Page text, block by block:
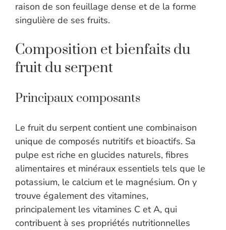
raison de son feuillage dense et de la forme
singulière de ses fruits.
Composition et bienfaits du
fruit du serpent
Principaux composants
Le fruit du serpent contient une combinaison
unique de composés nutritifs et bioactifs. Sa
pulpe est riche en glucides naturels, fibres
alimentaires et minéraux essentiels tels que le
potassium, le calcium et le magnésium. On y
trouve également des vitamines,
principalement les vitamines C et A, qui
contribuent à ses propriétés nutritionnelles